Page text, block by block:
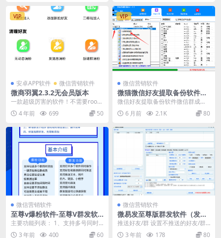
VIP
安卓APP软件 微信营销软件
微商羽翼2.3.2无会员版本
一款超级厉害的软件！不需要roo
t，不带任何插件。 可以批量清理微
信群聊、未读消...
4 年前 699 50
VIP
微信营销软件
微猫微信好友提取备份软件微
信群成员提取软件
微信好友提取备份软件微信群成员
提取软件 功能亮点：5.5.1版本可以
实时获取新进...
6 月前 2.1K 80
微信营销软件
至尊v爆粉软件-至尊V群发软
件-电脑版微信多开群发软件-P
C端微信自动进群
主要功能列表： 1、支持多号同时
爆粉； 2、支持爆粉筛选男女； 3、
3 年前 400 60
微信营销软件
微易发至尊版群发软件（发名
片，自动拉群，自动进群，发
收藏）
推送好友/群 设置不推送的好友/群
推送文本/图片/名片/视频/链接 每个
3 年前 178 80